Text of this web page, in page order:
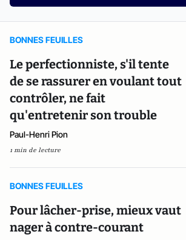
BONNES FEUILLES
Le perfectionniste, s'il tente
de se rassurer en voulant tout
contrôler, ne fait
qu'entretenir son trouble
Paul-Henri Pion
1 min de lecture
BONNES FEUILLES
Pour lâcher-prise, mieux vaut
nager à contre-courant